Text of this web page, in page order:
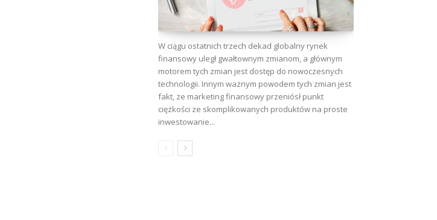
W ciągu ostatnich trzech dekad globalny rynek
finansowy uległ gwałtownym zmianom, a głównym
motorem tych zmian jest dostęp do nowoczesnych
technologii. Innym ważnym powodem tych zmian jest
fakt, że marketing finansowy przeniósł punkt
ciężkości ze skomplikowanych produktów na proste
inwestowanie...